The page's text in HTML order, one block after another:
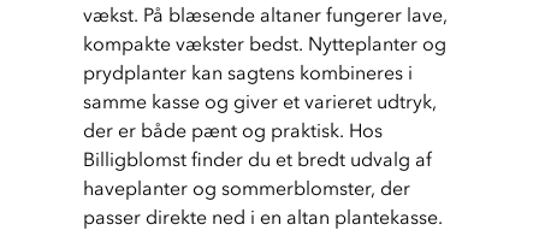
vækst. På blæsende altaner fungerer lave,
kompakte vækster bedst. Nytteplanter og
prydplanter kan sagtens kombineres i
samme kasse og giver et varieret udtryk,
der er både pænt og praktisk. Hos
Billigblomst finder du et bredt udvalg af
haveplanter og sommerblomster, der
passer direkte ned i en altan plantekasse.